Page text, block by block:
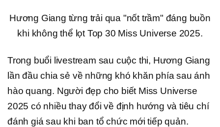
Hương Giang từng trải qua "nốt trầm" đáng buồn
khi không thể lọt Top 30 Miss Universe 2025.
Trong buổi livestream sau cuộc thi, Hương Giang
lần đầu chia sẻ về những khó khăn phía sau ánh
hào quang. Người đẹp cho biết Miss Universe
2025 có nhiều thay đổi về định hướng và tiêu chí
đánh giá sau khi ban tổ chức mới tiếp quản.